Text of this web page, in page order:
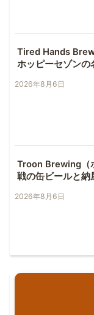
Tired Hands
ホッピーセゾンの
2026年8月6日
Troon Brewing（
戦の缶ビールと納
2026年8月6日